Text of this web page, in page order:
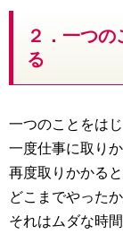
２．一つ
る
一つのことをは
一度仕事に取り
再度取りかかる
どこまでやった
それはムダな時間